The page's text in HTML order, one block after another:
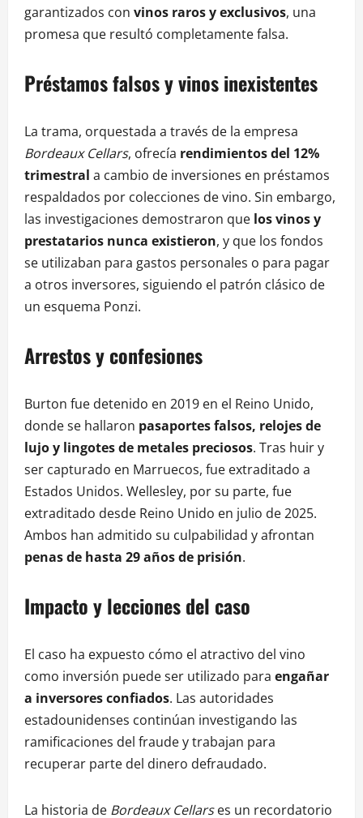
garantizados con vinos raros y exclusivos, una
promesa que resultó completamente falsa.
Préstamos falsos y vinos inexistentes
La trama, orquestada a través de la empresa
Bordeaux Cellars, ofrecía rendimientos del 12%
trimestral a cambio de inversiones en préstamos
respaldados por colecciones de vino. Sin embargo,
las investigaciones demostraron que los vinos y
prestatarios nunca existieron, y que los fondos
se utilizaban para gastos personales o para pagar
a otros inversores, siguiendo el patrón clásico de
un esquema Ponzi.
Arrestos y confesiones
Burton fue detenido en 2019 en el Reino Unido,
donde se hallaron pasaportes falsos, relojes de
lujo y lingotes de metales preciosos. Tras huir y
ser capturado en Marruecos, fue extraditado a
Estados Unidos. Wellesley, por su parte, fue
extraditado desde Reino Unido en julio de 2025.
Ambos han admitido su culpabilidad y afrontan
penas de hasta 29 años de prisión.
Impacto y lecciones del caso
El caso ha expuesto cómo el atractivo del vino
como inversión puede ser utilizado para engañar
a inversores confiados. Las autoridades
estadounidenses continúan investigando las
ramificaciones del fraude y trabajan para
recuperar parte del dinero defraudado.
La historia de Bordeaux Cellarses un recordatorio